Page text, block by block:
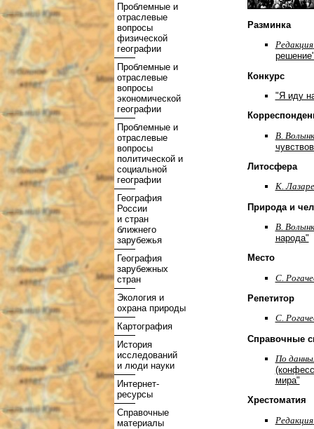
Проблемные и
отраслевые
вопросы
физической
географии
Проблемные и
отраслевые
вопросы
экономической
географии
Проблемные и
отраслевые
вопросы
политической и
социальной
географии
География
России
и стран
ближнего
зарубежья
География
зарубежных
стран
Экология и
охрана природы
Картография
История
исследований
и люди науки
Интернет-
ресурсы
Справочные
материалы
Разминка
Редакция
Конкурс
"Я иду
В.
Литосфера
К.
Природа и
В.
народа"
Место
С.
Репетитор
С.
Справочные
По
мира"
Хрестоматия
Редакция